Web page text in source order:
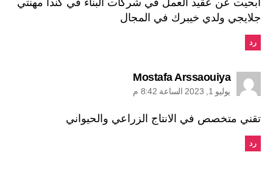
جلايجي ولدي خيبرك في المجال
رد
Mostafa Arssaouiya
يوليو 1, 2023 الساعة 8:42 م
تقني متخصص في الانتاج الزراعي والحيواني
رد